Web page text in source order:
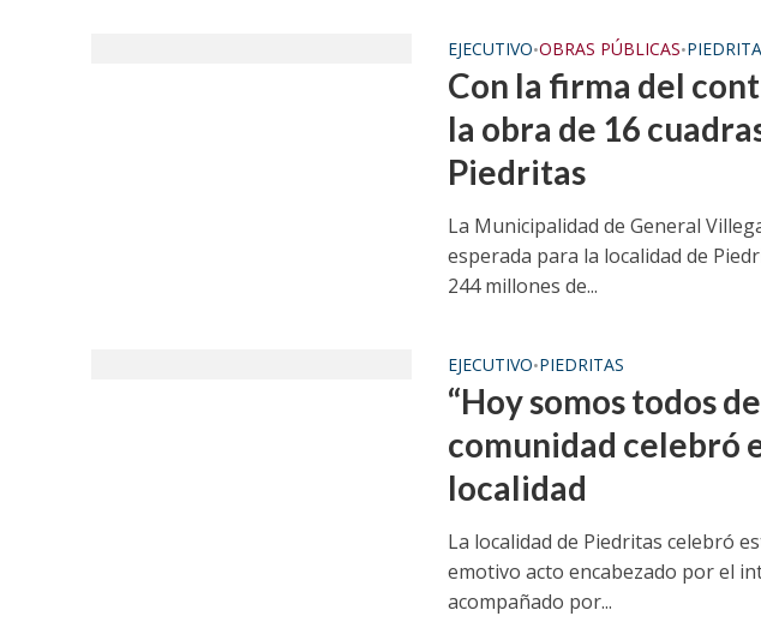
EJECUTIVO•OBRAS PÚBLICAS•
Con la firma del
la obra de 16
Piedritas
La Municipalidad de General
esperada para la localidad de
244 millones de...
EJECUTIVO•PIEDRITAS
“Hoy somos todos
comunidad celebró
localidad
La localidad de Piedritas celebró
emotivo acto encabezado por el
acompañado por...